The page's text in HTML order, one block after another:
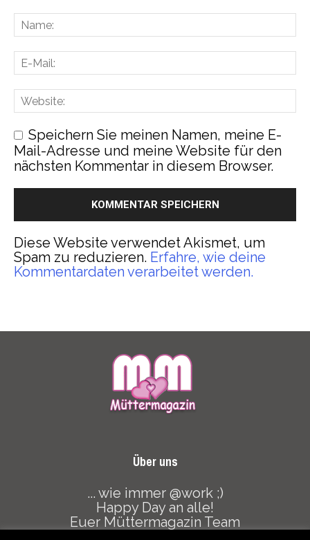
Speichern Sie meinen Namen, meine E-
Mail-Adresse und meine Website für den
nächsten Kommentar in diesem Browser.
Diese Website verwendet Akismet, um
Spam zu reduzieren. Erfahre, wie deine
Kommentardaten verarbeitet werden.
Über uns
... wie immer @work ;)
Happy Day an alle!
Euer Müttermagazin Team